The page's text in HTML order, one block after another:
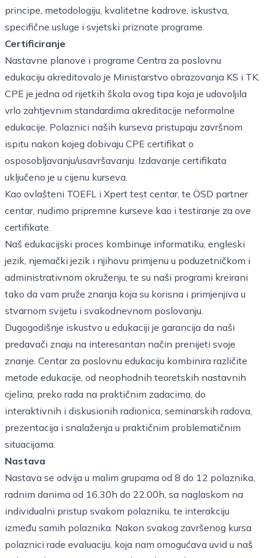
principe, metodologiju, kvalitetne kadrove, iskustva,
specifične usluge i svjetski priznate programe.
Certificiranje
Nastavne planove i programe Centra za poslovnu
edukaciju akreditovalo je Ministarstvo obrazovanja KS i TK.
CPE je jedna od rijetkih škola ovog tipa koja je udovoljila
vrlo zahtjevnim standardima akreditacije neformalne
edukacije. Polaznici naših kurseva pristupaju završnom
ispitu nakon kojeg dobivaju CPE certifikat o
osposobljavanju/usavršavanju. Izdavanje certifikata
uključeno je u cijenu kurseva.
Kao ovlašteni TOEFL i Xpert test centar, te ÖSD partner
centar, nudimo pripremne kurseve kao i testiranje za ove
certifikate.
Naš edukacijski proces kombinuje informatiku, engleski
jezik, njemački jezik i njihovu primjenu u poduzetničkom i
administrativnom okruženju, te su naši programi kreirani
tako da vam pruže znanja koja su korisna i primjenjiva u
stvarnom svijetu i svakodnevnom poslovanju.
Dugogodišnje iskustvo u edukaciji je garancija da naši
predavači znaju na interesantan način prenijeti svoje
znanje. Centar za poslovnu edukaciju kombinira različite
metode edukacije, od neophodnih teoretskih nastavnih
cjelina, preko rada na praktičnim zadacima, do
interaktivnih i diskusionih radionica, seminarskih radova,
prezentacija i snalaženja u praktičnim problematičnim
situacijama.
Nastava
Nastava se odvija u malim grupama od 8 do 12 polaznika,
radnim danima od 16.30h do 22.00h, sa naglaskom na
individualni pristup svakom polazniku, te interakciju
između samih polaznika. Nakon svakog završenog kursa
polaznici rade evaluaciju, koja nam omogućava uvid u naš